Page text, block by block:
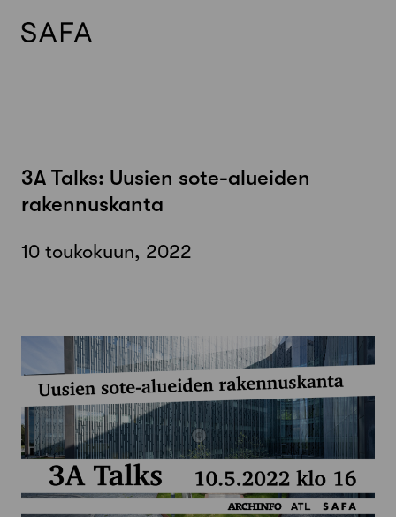
3A Talks: Uusien sote-alueiden
rakennuskanta
10 toukokuun, 2022